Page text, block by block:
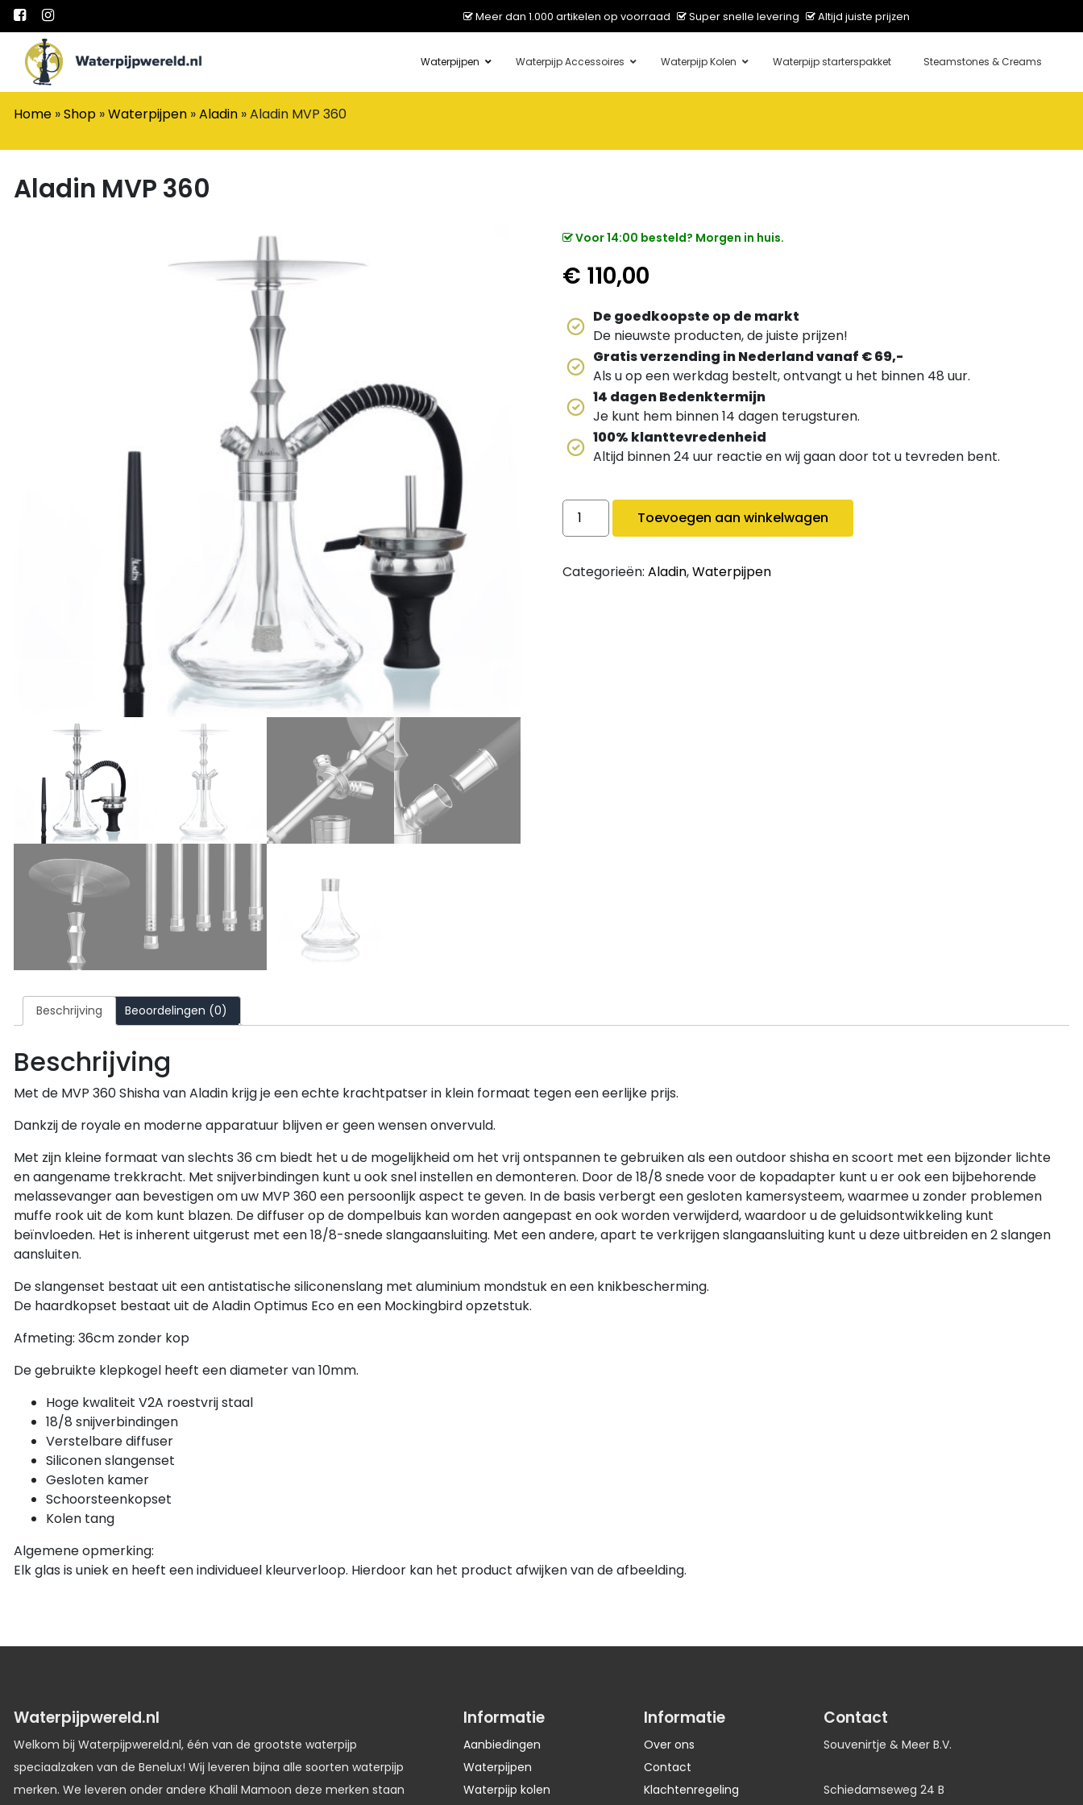
Meer dan 1.000 artikelen op voorraad Super snelle levering Altijd juiste prijzen
Main Navigation Waterpijpen Waterpijp Accessoires Waterpijp Kolen Waterpijp starterspakket Steamstones & Creams
Home »Shop »Waterpijpen »Aladin »Aladin MVP 360
Aladin MVP 360
Voor 14:00 besteld? Morgen in huis.
€ 110,00
De goedkoopste op de markt
De nieuwste producten, de juiste prijzen!
Gratis verzending in Nederland vanaf € 69,-
Als u op een werkdag bestelt, ontvangt u het binnen 48 uur.
14 dagen Bedenktermijn
Je kunt hem binnen 14 dagen terugsturen.
100% klanttevredenheid
Altijd binnen 24 uur reactie en wij gaan door tot u tevreden bent.
Aladin MVP 360 quantity
Toevoegen aan winkelwagen
Categorieën:Aladin,Waterpijpen
Beschrijving Beoordelingen (0)
Beschrijving
Met de MVP 360 Shisha van Aladin krijg je een echte krachtpatser in klein formaat tegen een eerlijke prijs.
Dankzij de royale en moderne apparatuur blijven er geen wensen onvervuld.
Met zijn kleine formaat van slechts 36 cm biedt het u de mogelijkheid om het vrij ontspannen te gebruiken als een outdoor shisha en scoort met een bijzonder lichte
en aangename trekkracht. Met snijverbindingen kunt u ook snel instellen en demonteren. Door de 18/8 snede voor de kopadapter kunt u er ook een bijbehorende
melassevanger aan bevestigen om uw MVP 360 een persoonlijk aspect te geven. In de basis verbergt een gesloten kamersysteem, waarmee u zonder problemen
muffe rook uit de kom kunt blazen. De diffuser op de dompelbuis kan worden aangepast en ook worden verwijderd, waardoor u de geluidsontwikkeling kunt
beïnvloeden. Het is inherent uitgerust met een 18/8-snede slangaansluiting. Met een andere, apart te verkrijgen slangaansluiting kunt u deze uitbreiden en 2 slangen
aansluiten.
De slangenset bestaat uit een antistatische siliconenslang met aluminium mondstuk en een knikbescherming.
De haardkopset bestaat uit de Aladin Optimus Eco en een Mockingbird opzetstuk.
Afmeting: 36cm zonder kop
De gebruikte klepkogel heeft een diameter van 10mm.
Hoge kwaliteit V2A roestvrij staal
18/8 snijverbindingen
Verstelbare diffuser
Siliconen slangenset
Gesloten kamer
Schoorsteenkopset
Kolen tang
Algemene opmerking:
Elk glas is uniek en heeft een individueel kleurverloop. Hierdoor kan het product afwijken van de afbeelding.
Waterpijpwereld.nl
Welkom bij Waterpijpwereld.nl, één van de grootste waterpijp
speciaalzaken van de Benelux! Wij leveren bijna alle soorten waterpijp
merken. We leveren onder andere Khalil Mamoon deze merken staan
Informatie
Aanbiedingen
Waterpijpen
Waterpijp kolen
Informatie
Over ons
Contact
Klachtenregeling
Contact
Souvenirtje & Meer B.V.
Schiedamseweg 24 B